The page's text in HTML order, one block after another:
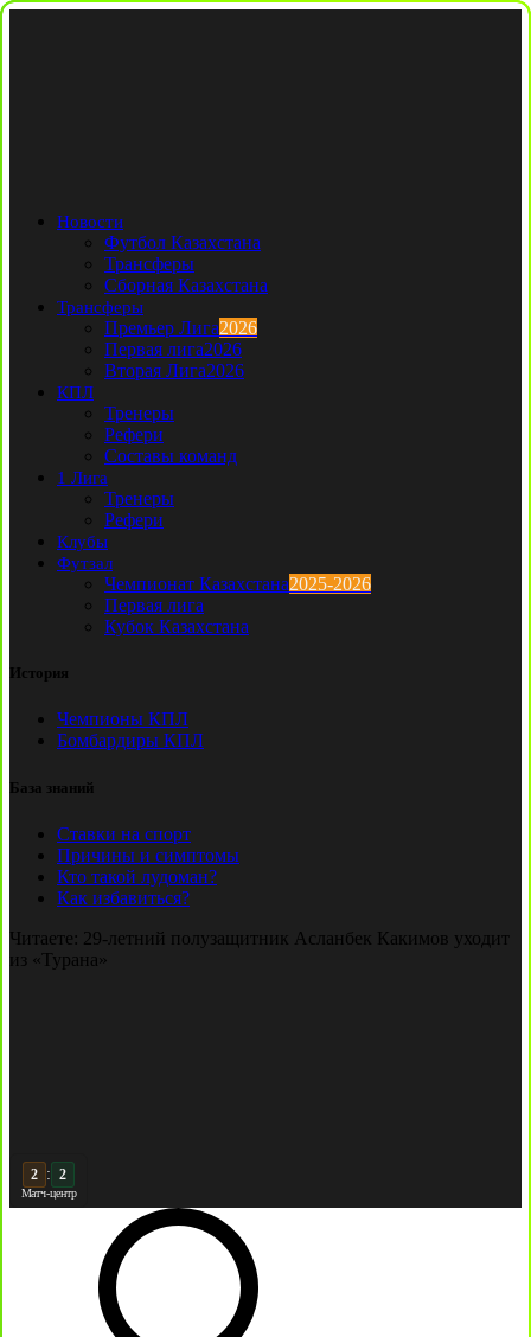
Новости
Футбол Казахстана
Трансферы
Сборная Казахстана
Трансферы
Премьер Лига2026
Первая лига2026
Вторая Лига2026
КПЛ
Тренеры
Рефери
Составы команд
1 Лига
Тренеры
Рефери
Клубы
Футзал
Чемпионат Казахстана2025-2026
Первая лига
Кубок Казахстана
История
Чемпионы КПЛ
Бомбардиры КПЛ
База знаний
Ставки на спорт
Причины и симптомы
Кто такой лудоман?
Как избавиться?
Читаете: 29-летний полузащитник Асланбек Какимов уходит
из «Турана»
3 : 3
Матч-центр